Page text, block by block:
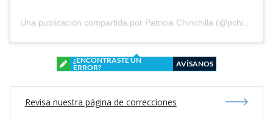
¿ENCONTRASTE UN
ERROR?
AVÍSANOS
Revisa nuestra página de correcciones